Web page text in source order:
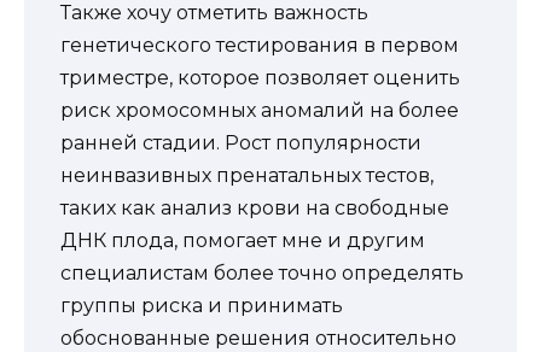
Также хочу отметить важность
генетического тестирования в первом
триместре, которое позволяет оценить
риск хромосомных аномалий на более
ранней стадии. Рост популярности
неинвазивных пренатальных тестов,
таких как анализ крови на свободные
ДНК плода, помогает мне и другим
специалистам более точно определять
группы риска и принимать
обоснованные решения относительно